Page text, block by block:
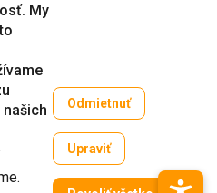
© 2005-2026
v Prešove
by
ActivIT
My
Odmietnuť
Upraviť